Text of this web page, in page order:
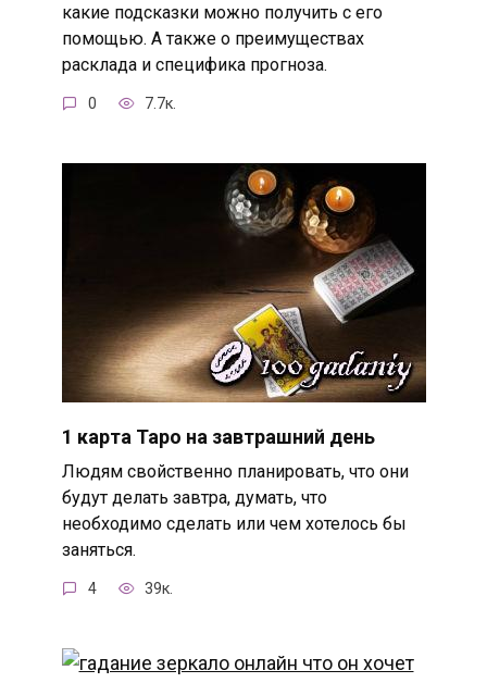
какие подсказки можно получить с его
помощью. А также о преимуществах
расклада и специфика прогноза.
0 7.7к.
1 карта Таро на завтрашний день
Людям свойственно планировать, что они
будут делать завтра, думать, что
необходимо сделать или чем хотелось бы
заняться.
4 39к.